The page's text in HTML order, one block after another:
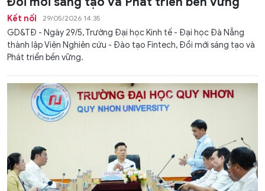
Kết nối 29/05/2026 14:35
GD&TĐ - Ngày 29/5, Trường Đại học Kinh tế - Đại học Đà Nẵng
thành lập Viện Nghiên cứu - Đào tạo Fintech, Đổi mới sáng tạo và
Phát triển bền vững.